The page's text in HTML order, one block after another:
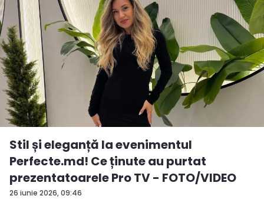
26 iunie 2026, 09:46
Stil și eleganță la evenimentul
Perfecte.md! Ce ținute au purtat
prezentatoarele Pro TV - FOTO/VIDEO